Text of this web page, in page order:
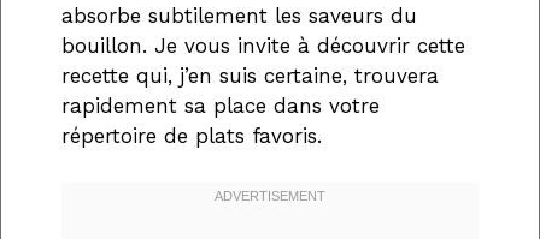
absorbe subtilement les saveurs du
bouillon. Je vous invite à découvrir cette
recette qui, j’en suis certaine, trouvera
rapidement sa place dans votre
répertoire de plats favoris.